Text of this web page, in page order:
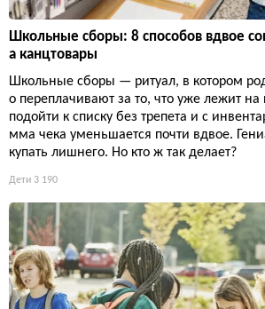
Школьные сборы: 8 способов вдвое
а канцтовары
Школьные сборы — ритуал, в котором
о переплачивают за то, что уже лежит на
подойти к списку без трепета и с
мма чека уменьшается почти вдвое.
купать лишнего. Но кто ж так делает?
Дети 3 190